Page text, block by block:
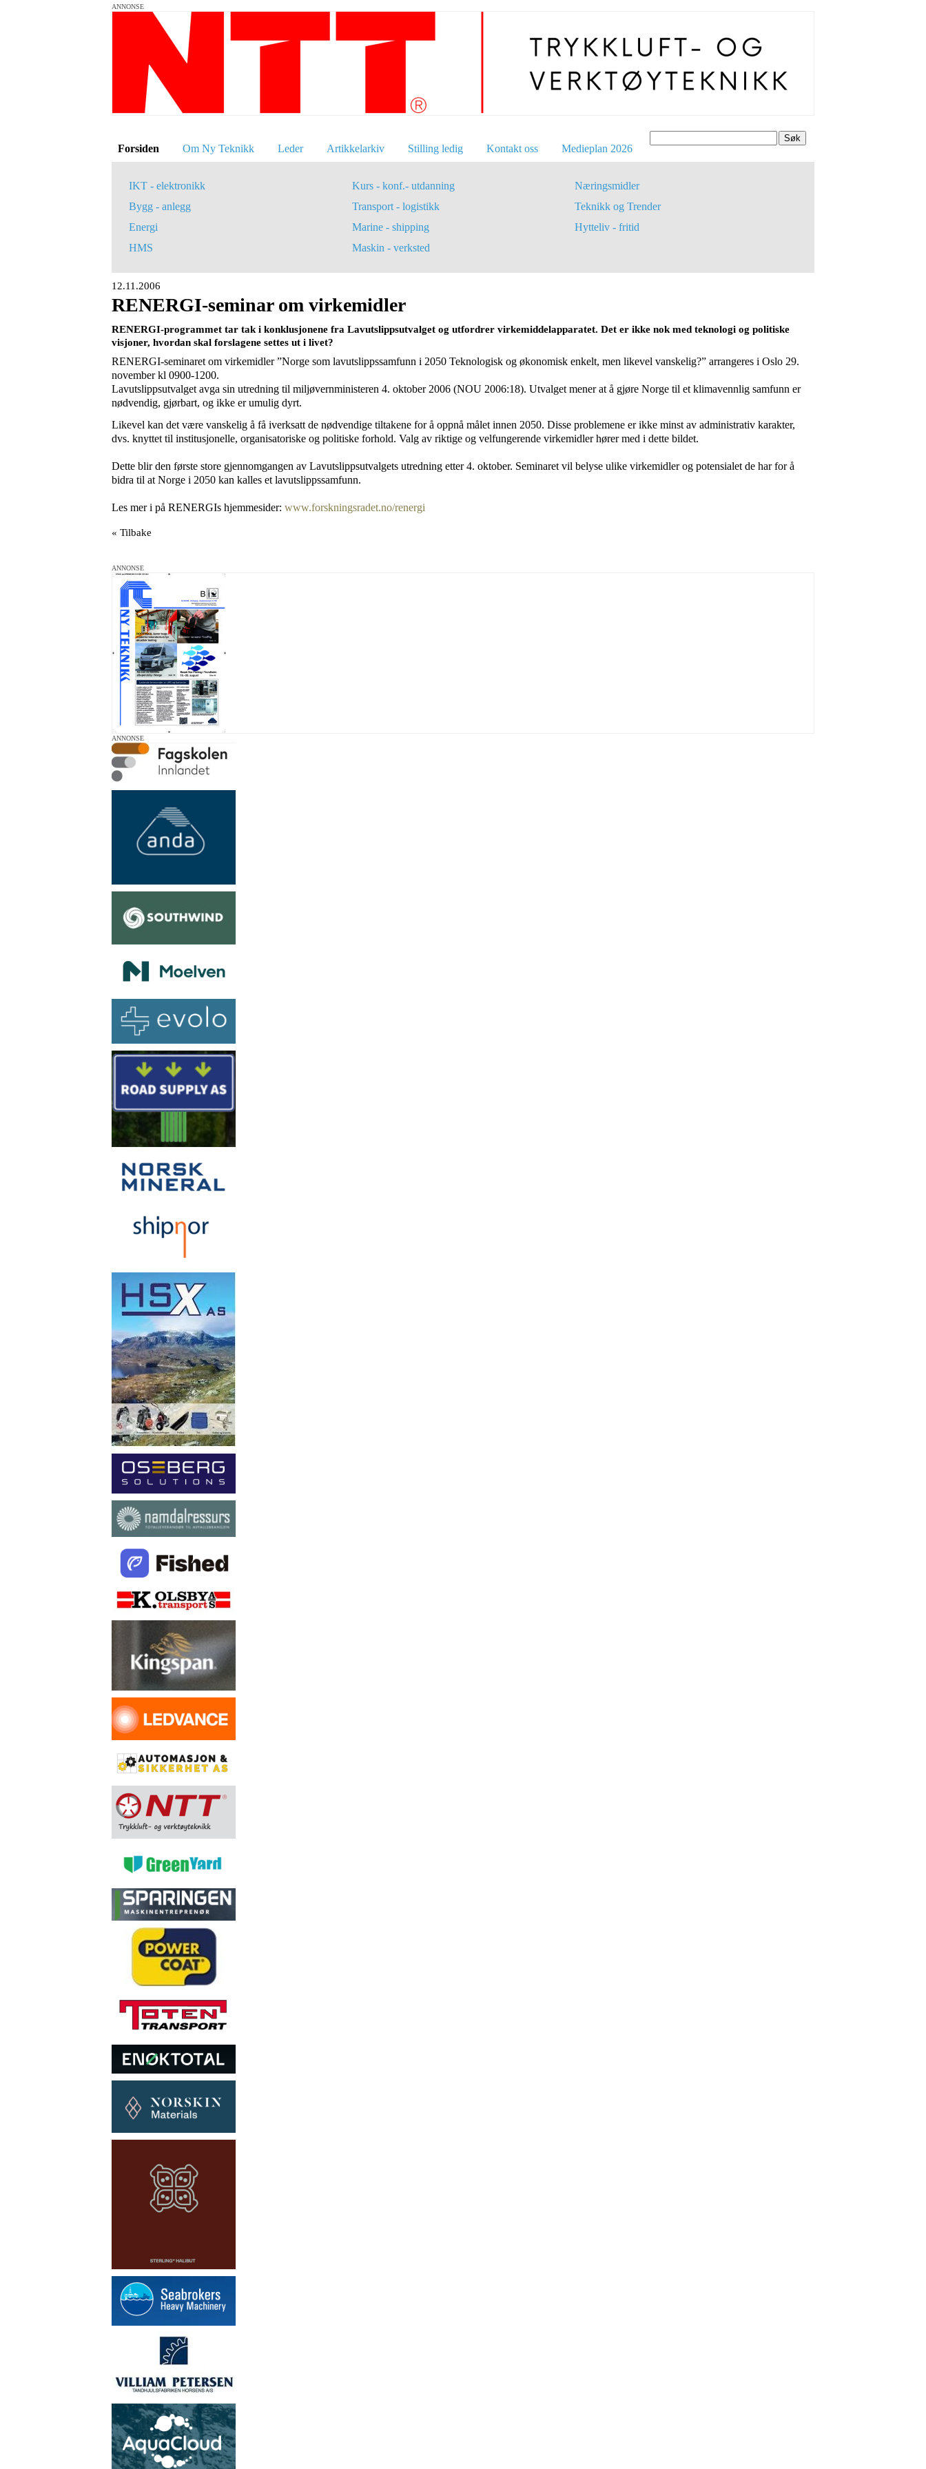
ANNONSE
Søk
Forsiden Om Ny Teknikk Leder Artikkelarkiv Stilling ledig Kontakt oss Medieplan 2026
IKT - elektronikk
Bygg - anlegg
Energi
HMS
Kurs - konf.- utdanning
Transport - logistikk
Marine - shipping
Maskin - verksted
Næringsmidler
Teknikk og Trender
Hytteliv - fritid
12.11.2006
RENERGI-seminar om virkemidler
RENERGI-programmet tar tak i konklusjonene fra Lavutslippsutvalget og utfordrer virkemiddelapparatet. Det er ikke nok med teknologi og politiske
visjoner, hvordan skal forslagene settes ut i livet?
RENERGI-seminaret om virkemidler ”Norge som lavutslippssamfunn i 2050 Teknologisk og økonomisk enkelt, men likevel vanskelig?” arrangeres i Oslo 29.
november kl 0900-1200.
Lavutslippsutvalget avga sin utredning til miljøvernministeren 4. oktober 2006 (NOU 2006:18). Utvalget mener at å gjøre Norge til et klimavennlig samfunn er
nødvendig, gjørbart, og ikke er umulig dyrt.
Likevel kan det være vanskelig å få iverksatt de nødvendige tiltakene for å oppnå målet innen 2050. Disse problemene er ikke minst av administrativ karakter,
dvs. knyttet til institusjonelle, organisatoriske og politiske forhold. Valg av riktige og velfungerende virkemidler hører med i dette bildet.
Dette blir den første store gjennomgangen av Lavutslippsutvalgets utredning etter 4. oktober. Seminaret vil belyse ulike virkemidler og potensialet de har for å
bidra til at Norge i 2050 kan kalles et lavutslippssamfunn.
Les mer i på RENERGIs hjemmesider: www.forskningsradet.no/renergi
« Tilbake
ANNONSE
ANNONSE